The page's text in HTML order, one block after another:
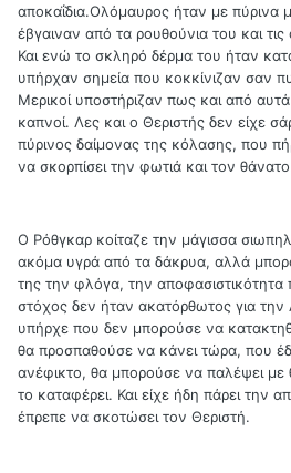
αποκαΐδια.Ολόμαυρος ήταν με πύρινα
έβγαιναν από τα ρουθούνια του και
Και ενώ το σκληρό δέρμα του ήταν
υπήρχαν σημεία που κοκκίνιζαν σαν
Μερικοί υποστήριζαν πως και από
καπνοί. Λες και ο Θεριστής δεν είχε
πύρινος δαίμονας της κόλασης, που
να σκορπίσει την φωτιά και τον
Ο Ρόθγκαρ κοίταζε την μάγισσα
ακόμα υγρά από τα δάκρυα, αλλά
της την φλόγα, την αποφασιστικότητα
στόχος δεν ήταν ακατόρθωτος για
υπήρχε που δεν μπορούσε να
θα προσπαθούσε να κάνει τώρα, που
ανέφικτο, θα μπορούσε να παλέψει με
το καταφέρει. Και είχε ήδη πάρει την
έπρεπε να σκοτώσει τον Θεριστή.